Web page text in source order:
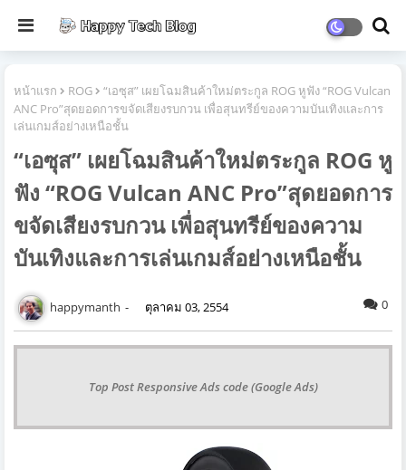
หน้าแรก ROG
“เอซุส” เผยโฉมสินค้าใหม่ตระกูล ROG หูฟัง “ROG Vulcan
ANC Pro”สุดยอดการขจัดเสียงรบกวน เพื่อสุนทรีย์ของความบันเทิงและการ
เล่นเกมส์อย่างเหนือชั้น
“เอซุส” เผยโฉมสินค้าใหม่ตระกูล ROG หู
ฟัง “ROG Vulcan ANC Pro”สุดยอดการ
ขจัดเสียงรบกวน เพื่อสุนทรีย์ของความ
บันเทิงและการเล่นเกมส์อย่างเหนือชั้น
happymanth ตุลาคม 03, 2554 0
Top Post Responsive Ads code (Google Ads)